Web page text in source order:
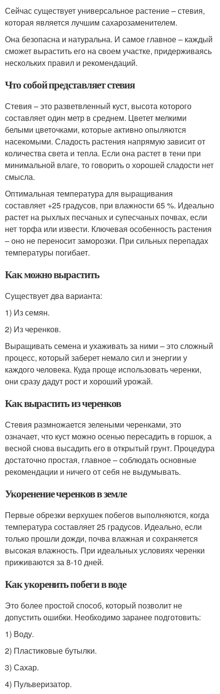
Сейчас существует универсальное растение – стевия,
которая является лучшим сахарозаменителем.
Она безопасна и натуральна. И самое главное – каждый
сможет вырастить его на своем участке, придерживаясь
нескольких правил и рекомендаций.
Что собой представляет стевия
Стевия – это разветвленный куст, высота которого
составляет один метр в среднем. Цветет мелкими
белыми цветочками, которые активно опыляются
насекомыми. Сладость растения напрямую зависит от
количества света и тепла. Если она растет в тени при
минимальной влаге, то говорить о хорошей сладости нет
смысла.
Оптимальная температура для выращивания
составляет +25 градусов, при влажности 65 %. Идеально
растет на рыхлых песчаных и супесчаных почвах, если
нет торфа или извести. Ключевая особенность растения
– оно не переносит заморозки. При сильных перепадах
температуры погибает.
Как можно вырастить
Существует два варианта:
1) Из семян.
2) Из черенков.
Выращивать семена и ухаживать за ними – это сложный
процесс, который заберет немало сил и энергии у
каждого человека. Куда проще использовать черенки,
они сразу дадут рост и хороший урожай.
Как вырастить из черенков
Стевия размножается зелеными черенками, это
означает, что куст можно осенью пересадить в горшок, а
весной снова высадить его в открытый грунт. Процедура
достаточно простая, главное – соблюдать основные
рекомендации и ничего от себя не выдумывать.
Укоренение черенков в земле
Первые обрезки верхушек побегов выполняются, когда
температура составляет 25 градусов. Идеально, если
только прошли дожди, почва влажная и сохраняется
высокая влажность. При идеальных условиях черенки
приживаются за 8-10 дней.
Как укоренить побеги в воде
Это более простой способ, который позволит не
допустить ошибки. Необходимо заранее подготовить:
1) Воду.
2) Пластиковые бутылки.
3) Сахар.
4) Пульверизатор.